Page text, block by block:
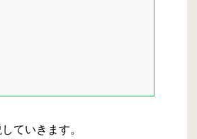
ていきます。